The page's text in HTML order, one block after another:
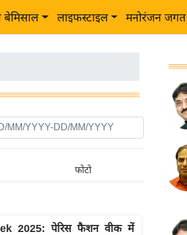
बेमिसाल लाइफस्टाइल मनोरंजन जगत
फोटो
2025: पेरिस फैशन वीक में